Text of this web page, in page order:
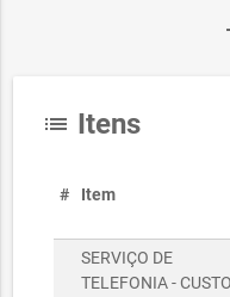
list Itens
# Item
SERVIÇO DE
TELEFONIA - CUSTO